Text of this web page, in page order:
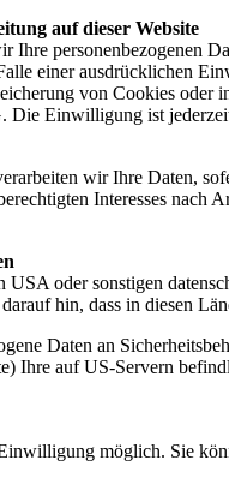
auf dieser Website
Ihre
einer ausdrücklichen
von Cookies
Einwilligung ist
wir Ihre Daten,
Interesses
oder sonstigen
hin, dass in diesen
Daten an
Ihre auf US-Servern
möglich. Sie